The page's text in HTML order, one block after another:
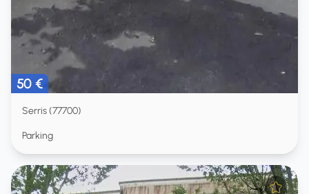
50 €
Serris (77700)
Parking